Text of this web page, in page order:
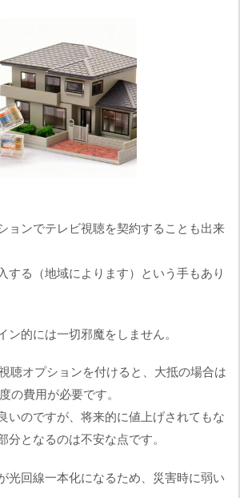
ョンでテレビ視聴を契約することも出来
する（地域によります）という手もあり
ン的には一切邪魔をしません。
聴オプションを付けると、大抵の場合は
の費用が必要です。
いのですが、将来的に値上げされてもな
分となるのは不安な点です。
光回線一本化になるため、災害時に弱い